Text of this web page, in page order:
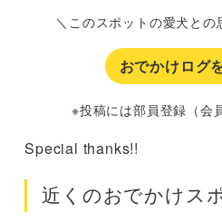
＼このスポットの愛犬との
おでかけログ
※投稿には部員登録（会
Special thanks!!
近くのおでかけス